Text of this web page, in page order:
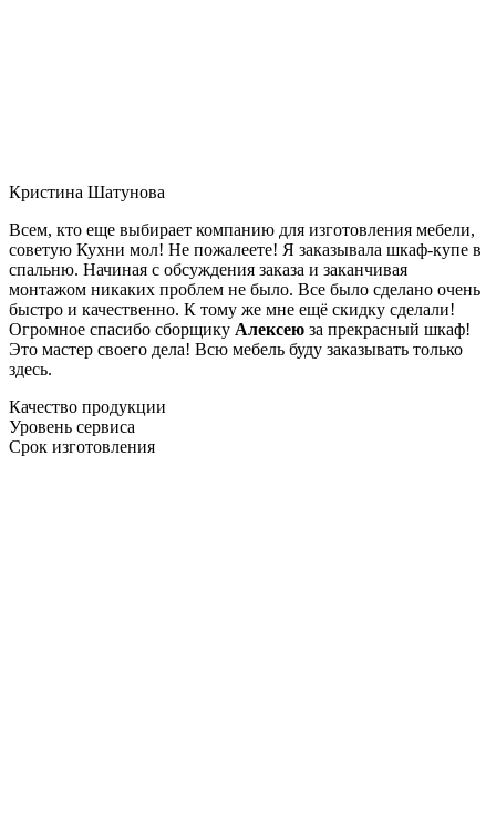
Кристина Шатунова
Всем, кто еще выбирает компанию для изготовления мебели,
советую Кухни мол! Не пожалеете! Я заказывала шкаф-купе в
спальню. Начиная с обсуждения заказа и заканчивая
монтажом никаких проблем не было. Все было сделано очень
быстро и качественно. К тому же мне ещё скидку сделали!
Огромное спасибо сборщику Алексею за прекрасный шкаф!
Это мастер своего дела! Всю мебель буду заказывать только
здесь.
Качество продукции
Уровень сервиса
Срок изготовления